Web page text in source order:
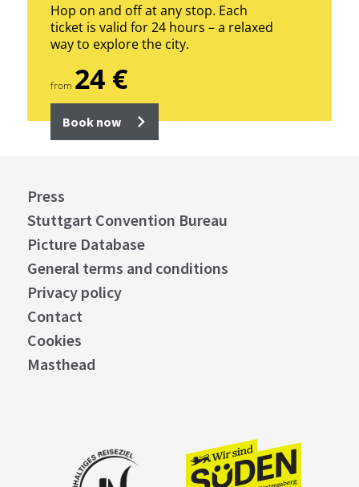
Hop on and off at any stop. Each
ticket is valid for 24 hours – a relaxed
way to explore the city.
from 24 €
Book now
Press
Stuttgart Convention Bureau
Picture Database
General terms and conditions
Privacy policy
Contact
Cookies
Masthead